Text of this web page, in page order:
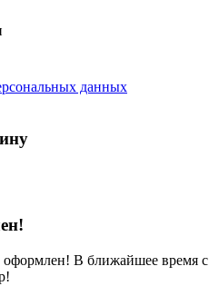
данных
В ближайшее время с